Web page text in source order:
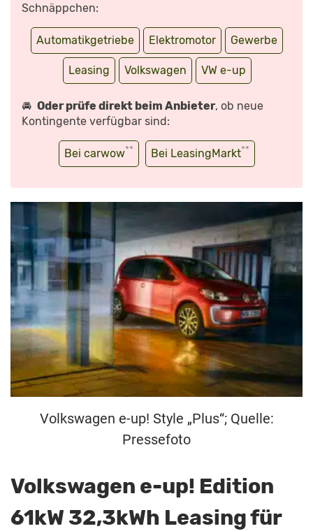
Schnäppchen:
Automatikgetriebe Elektromotor Gewerbe
Leasing Volkswagen VW e-up
🚘 Oder prüfe direkt beim Anbieter, ob neue
Kontingente verfügbar sind:
Bei carwow** Bei LeasingMarkt**
Volkswagen e-up! Style „Plus“; Quelle:
Pressefoto
Volkswagen e-up! Edition
61kW 32,3kWh Leasing für